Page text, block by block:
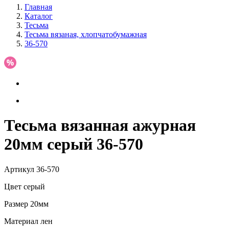
Главная
Каталог
Тесьма
Тесьма вязаная, хлопчатобумажная
36-570
Тесьма вязанная ажурная
20мм серый 36-570
Артикул 36-570
Цвет серый
Размер 20мм
Материал лен